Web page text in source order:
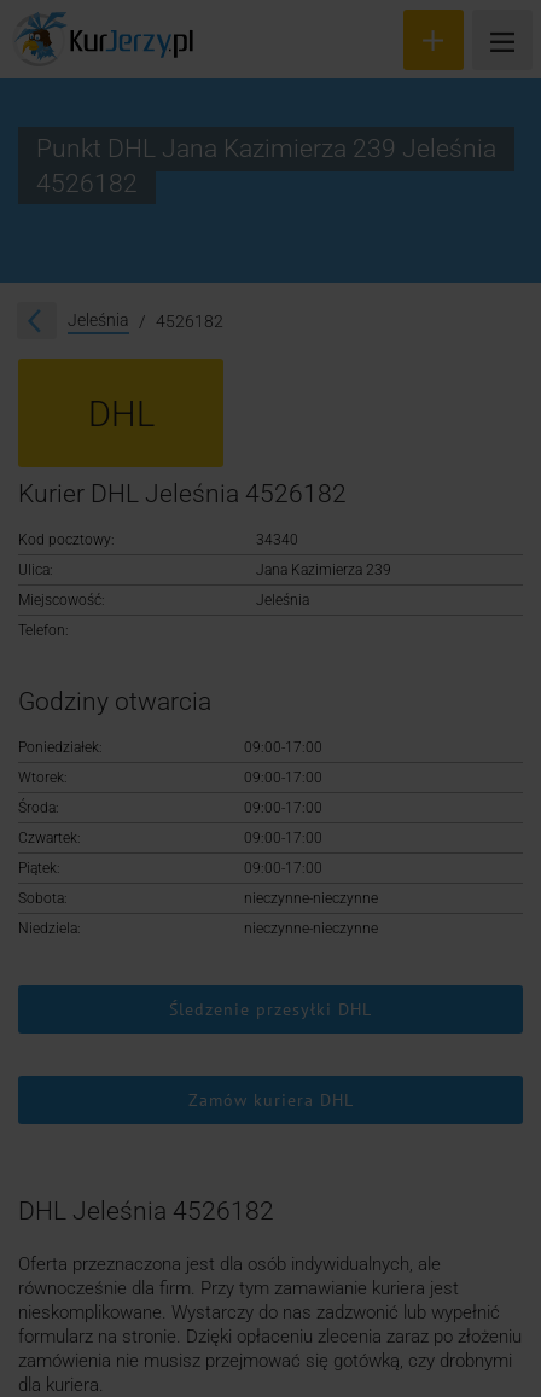
Śledzenie przesyłki
Logowanie
Punkt DHL Jana Kazimierza 239 Jeleśnia
4526182
Jeleśnia 4526182
DHL
Kurier DHL Jeleśnia 4526182
Kod pocztowy:
34340
Ulica:
Jana Kazimierza 239
Miejscowość:
Jeleśnia
Telefon:
Godziny otwarcia
Poniedziałek:
09:00-17:00
Wtorek:
09:00-17:00
Środa:
09:00-17:00
Czwartek:
09:00-17:00
Piątek:
09:00-17:00
Sobota:
nieczynne-nieczynne
Niedziela:
nieczynne-nieczynne
Śledzenie przesyłki DHL
Zamów kuriera DHL
DHL Jeleśnia 4526182
Oferta przeznaczona jest dla osób indywidualnych, ale
równocześnie dla firm. Przy tym zamawianie kuriera jest
nieskomplikowane. Wystarczy do nas zadzwonić lub wypełnić
formularz na stronie. Dzięki opłaceniu zlecenia zaraz po złożeniu
zamówienia nie musisz przejmować się gotówką, czy drobnymi
dla kuriera.